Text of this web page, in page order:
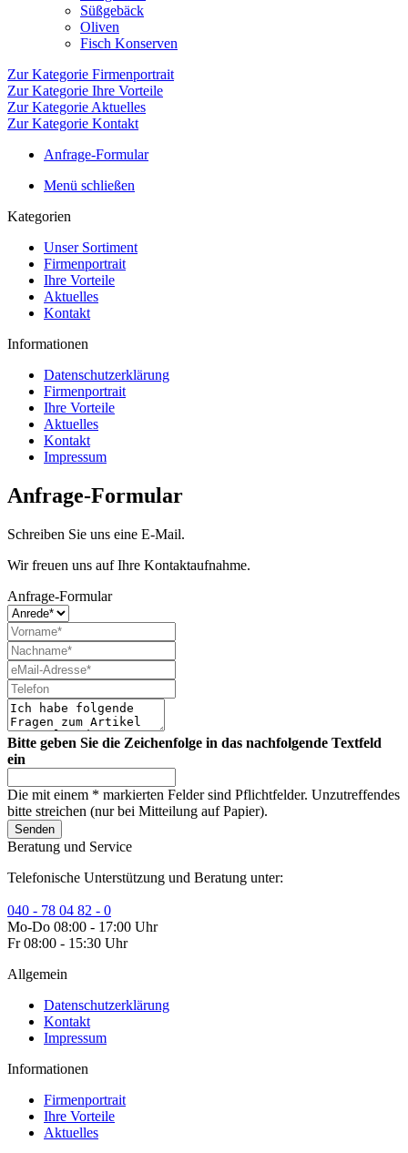
Süßgebäck
Oliven
Fisch Konserven
Zur Kategorie Firmenportrait
Zur Kategorie Ihre Vorteile
Zur Kategorie Aktuelles
Zur Kategorie Kontakt
Anfrage-Formular
Menü schließen
Kategorien
Unser Sortiment
Firmenportrait
Ihre Vorteile
Aktuelles
Kontakt
Informationen
Datenschutzerklärung
Firmenportrait
Ihre Vorteile
Aktuelles
Kontakt
Impressum
Anfrage-Formular
Schreiben Sie uns eine E-Mail.
Wir freuen uns auf Ihre Kontaktaufnahme.
Anfrage-Formular
Bitte geben Sie die Zeichenfolge in das nachfolgende Textfeld
ein
Die mit einem * markierten Felder sind Pflichtfelder. Unzutreffendes
bitte streichen (nur bei Mitteilung auf Papier).
Senden
Beratung und Service
Telefonische Unterstützung und Beratung unter:
040 - 78 04 82 - 0
Mo-Do 08:00 - 17:00 Uhr
Fr 08:00 - 15:30 Uhr
Allgemein
Datenschutzerklärung
Kontakt
Impressum
Informationen
Firmenportrait
Ihre Vorteile
Aktuelles